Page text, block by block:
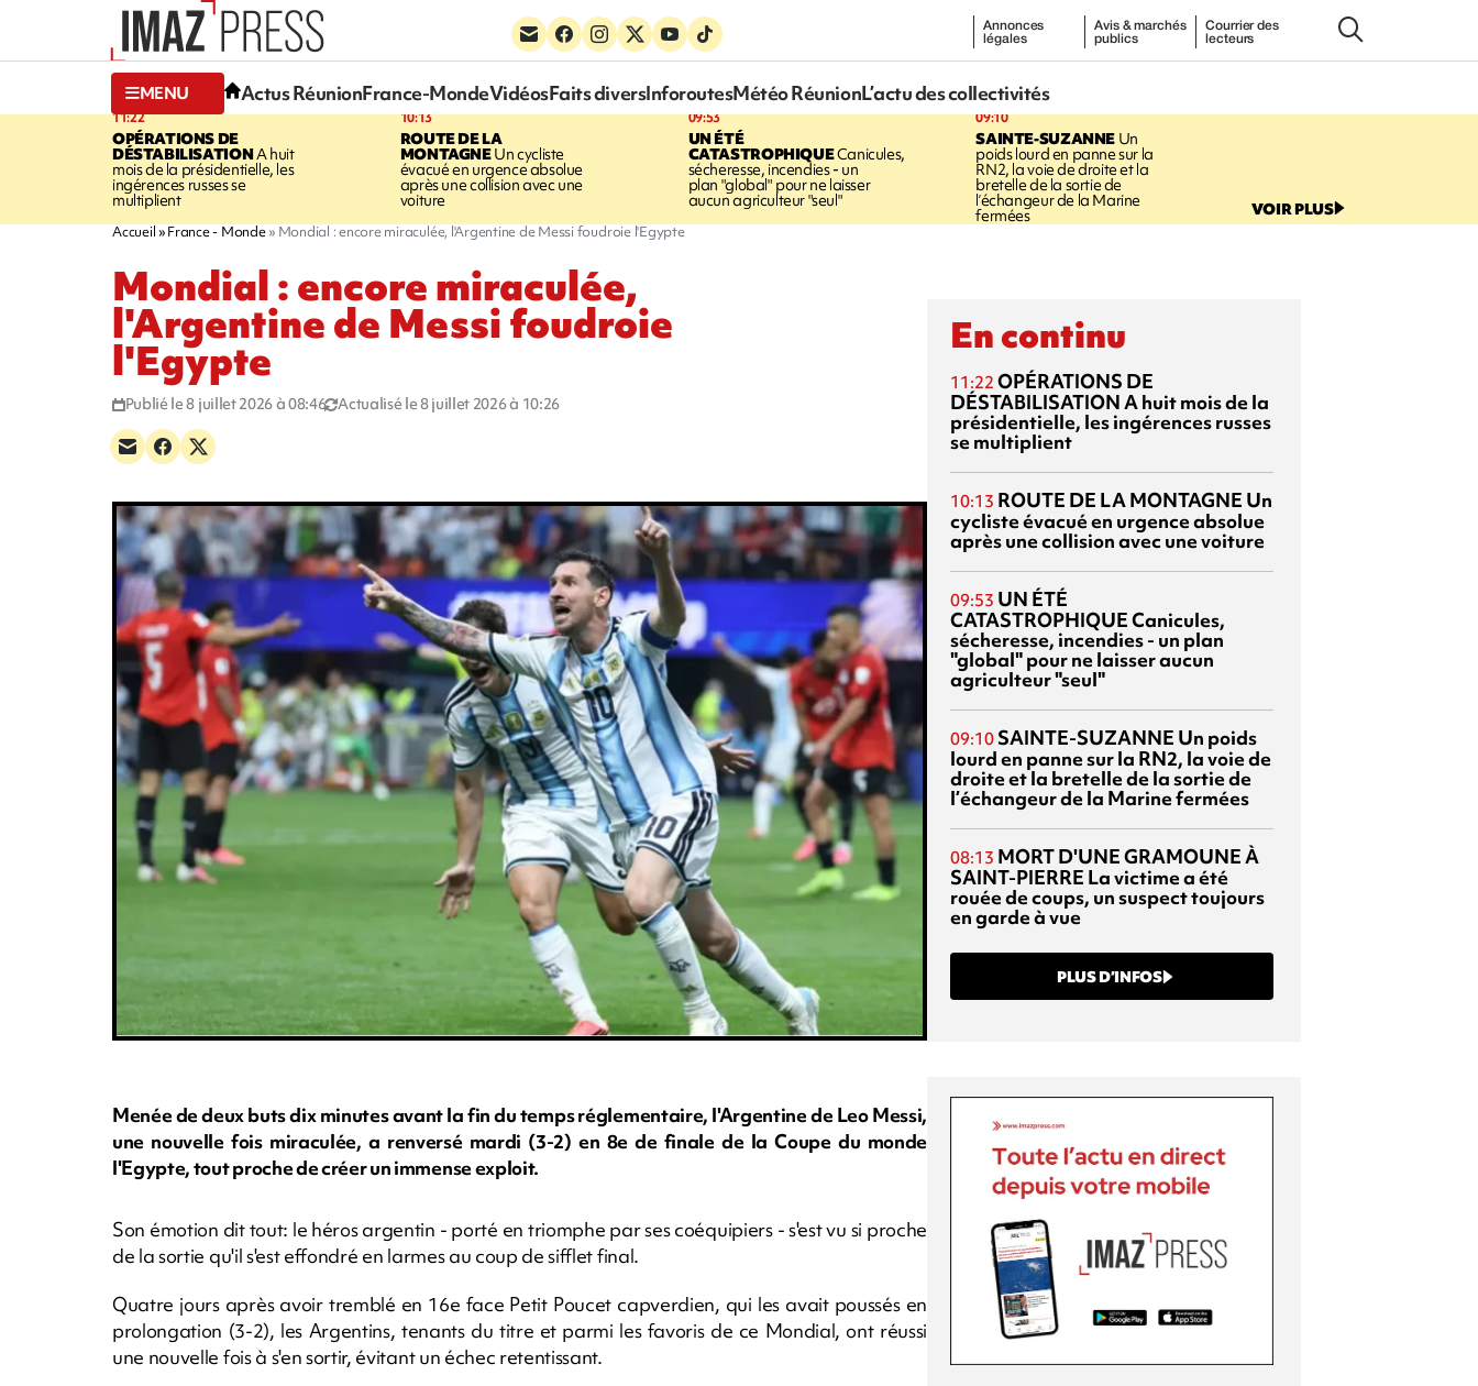
Annonces
légales
Avis & marchés
publics
Courrier des
lecteurs
MENU Actus RéunionFrance-MondeVidéosFaits diversInforoutesMétéo RéunionL’actu des collectivités
11:22
OPÉRATIONS DE
DÉSTABILISATIONA huit
mois de la présidentielle, les
ingérences russes se
multiplient
10:13
ROUTE DE LA
MONTAGNEUn cycliste
évacué en urgence absolue
après une collision avec une
voiture
09:53
UN ÉTÉ
CATASTROPHIQUECanicules,
sécheresse, incendies - un
plan "global" pour ne laisser
aucun agriculteur "seul"
09:10
SAINTE-SUZANNEUn
poids lourd en panne sur la
RN2, la voie de droite et la
bretelle de la sortie de
l’échangeur de la Marine
fermées VOIR PLUS
Accueil France - Monde Mondial : encore miraculée, l'Argentine de Messi foudroie l'Egypte
Mondial : encore miraculée,
l'Argentine de Messi foudroie
l'Egypte
Publié le 8 juillet 2026 à 08:46 Actualisé le 8 juillet 2026 à 10:26
Menée de deux buts dix minutes avant la fin du temps réglementaire, l'Argentine de Leo Messi,
une nouvelle fois miraculée, a renversé mardi (3-2) en 8e de finale de la Coupe du monde
l'Egypte, tout proche de créer un immense exploit.
Son émotion dit tout: le héros argentin - porté en triomphe par ses coéquipiers - s'est vu si proche
de la sortie qu'il s'est effondré en larmes au coup de sifflet final.
Quatre jours après avoir tremblé en 16e face Petit Poucet capverdien, qui les avait poussés en
prolongation (3-2), les Argentins, tenants du titre et parmi les favoris de ce Mondial, ont réussi
une nouvelle fois à s'en sortir, évitant un échec retentissant.
En continu
11:22 OPÉRATIONS DE
DÉSTABILISATIONA huit mois de la
présidentielle, les ingérences russes
se multiplient
10:13 ROUTE DE LA MONTAGNE Un
cycliste évacué en urgence absolue
après une collision avec une voiture
09:53 UN ÉTÉ
CATASTROPHIQUECanicules,
sécheresse, incendies - un plan
"global" pour ne laisser aucun
agriculteur "seul"
09:10 SAINTE-SUZANNE Un poids
lourd en panne sur la RN2, la voie de
droite et la bretelle de la sortie de
l’échangeur de la Marine fermées
08:13 MORT D'UNE GRAMOUNE À
SAINT-PIERRE La victime a été
rouée de coups, un suspect toujours
en garde à vue
PLUS D’INFOS